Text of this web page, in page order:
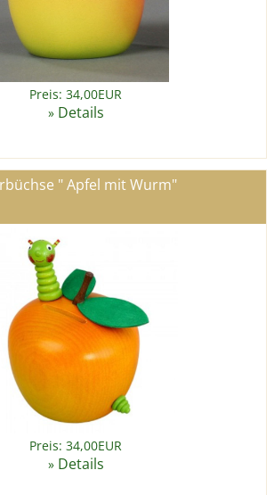
Preis: 34,00EUR
» Details
" Apfel mit Wurm"
Preis: 34,00EUR
» Details